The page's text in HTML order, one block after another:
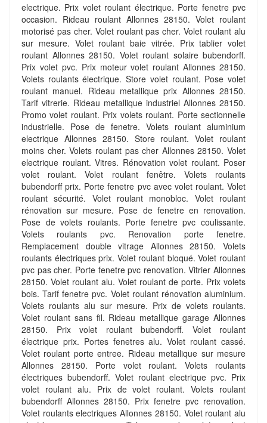
electrique. Prix volet roulant électrique. Porte fenetre pvc
occasion. Rideau roulant Allonnes 28150. Volet roulant
motorisé pas cher. Volet roulant pas cher. Volet roulant alu
sur mesure. Volet roulant baie vitrée. Prix tablier volet
roulant Allonnes 28150. Volet roulant solaire bubendorff.
Prix volet pvc. Prix moteur volet roulant Allonnes 28150.
Volets roulants électrique. Store volet roulant. Pose volet
roulant manuel. Rideau metallique prix Allonnes 28150.
Tarif vitrerie. Rideau metallique industriel Allonnes 28150.
Promo volet roulant. Prix volets roulant. Porte sectionnelle
industrielle. Pose de fenetre. Volets roulant aluminium
electrique Allonnes 28150. Store roulant. Volet roulant
moins cher. Volets roulant pas cher Allonnes 28150. Volet
electrique roulant. Vitres. Rénovation volet roulant. Poser
volet roulant. Volet roulant fenêtre. Volets roulants
bubendorff prix. Porte fenetre pvc avec volet roulant. Volet
roulant sécurité. Volet roulant monobloc. Volet roulant
rénovation sur mesure. Pose de fenetre en renovation.
Pose de volets roulants. Porte fenetre pvc coulissante.
Volets roulants pvc. Renovation porte fenetre.
Remplacement double vitrage Allonnes 28150. Volets
roulants électriques prix. Volet roulant bloqué. Volet roulant
pvc pas cher. Porte fenetre pvc renovation. Vitrier Allonnes
28150. Volet roulant alu. Volet roulant de porte. Prix volets
bois. Tarif fenetre pvc. Volet roulant rénovation aluminium.
Volets roulants alu sur mesure. Prix de volets roulants.
Volet roulant sans fil. Rideau metallique garage Allonnes
28150. Prix volet roulant bubendorff. Volet roulant
électrique prix. Portes fenetres alu. Volet roulant cassé.
Volet roulant porte entree. Rideau metallique sur mesure
Allonnes 28150. Porte volet roulant. Volets roulants
électriques bubendorff. Volet roulant electrique pvc. Prix
volet roulant alu. Prix de volet roulant. Volets roulant
bubendorff Allonnes 28150. Prix fenetre pvc renovation.
Volet roulants electriques Allonnes 28150. Volet roulant alu